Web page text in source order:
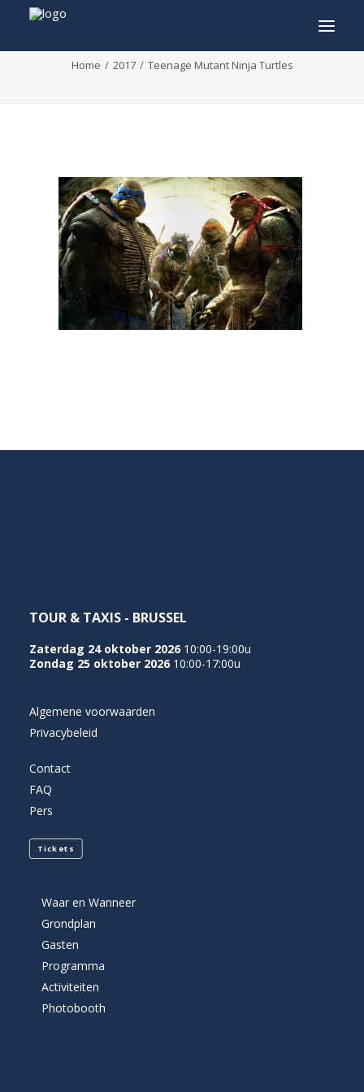
ACTIVITEITEN
CONTACT
TICKETS
ENGLISH
Home 2017 Teenage Mutant Ninja Turtles
TOUR & TAXIS - BRUSSEL
Zaterdag 24 oktober 2026 10:00-19:00u
Zondag 25 oktober 2026 10:00-17:00u
Algemene voorwaarden
Privacybeleid
Contact
FAQ
Pers
Tickets
Waar en Wanneer
Grondplan
Gasten
Programma
Activiteiten
Photobooth